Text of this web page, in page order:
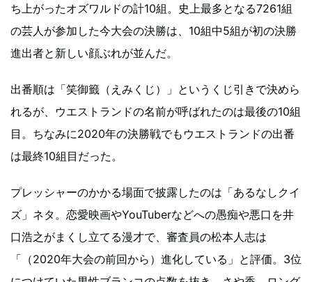
ち上がったオズワルドの計10組。史上最多となる7261組
の芸人が参加した今大会の決勝は、10組中5組が初の決勝
進出者と新しい顔ぶれが並んだ。
出番順は「笑御籤（えみくじ）」というくじ引きで決めら
れるが、ウエストランドの名前が呼ばれたのは最後の10組
目。ちなみに2020年の決勝戦でもウエストランドの出番
は最終10組目だった。
プレッシャーのかかる場面で披露したのは「あるなしクイ
ズ」ネタ。恋愛映画やYouTuberなどへの愚痴や悪口を井
口浩之がまくし立てる漫才で、審査員の松本人志は
「（2020年大会の前回から）進化している」と評価。3位